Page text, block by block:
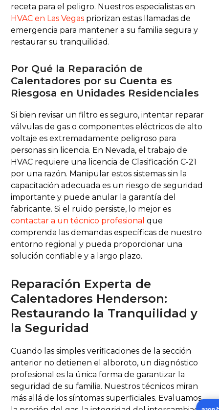
receta para el peligro. Nuestros especialistas en
HVAC en Las Vegas priorizan estas llamadas de
emergencia para mantener a su familia segura y
restaurar su tranquilidad.
Por Qué la Reparación de
Calentadores por su Cuenta es
Riesgosa en Unidades Residenciales
Si bien revisar un filtro es seguro, intentar reparar
válvulas de gas o componentes eléctricos de alto
voltaje es extremadamente peligroso para
personas sin licencia. En Nevada, el trabajo de
HVAC requiere una licencia de Clasificación C-21
por una razón. Manipular estos sistemas sin la
capacitación adecuada es un riesgo de seguridad
importante y puede anular la garantía del
fabricante. Si el ruido persiste, lo mejor es
contactar a un técnico profesional que
comprenda las demandas específicas de nuestro
entorno regional y pueda proporcionar una
solución confiable y a largo plazo.
Reparación Experta de
Calentadores Henderson:
Restaurando la Tranquilidad y
la Seguridad
Cuando las simples verificaciones de la sección
anterior no detienen el alboroto, un diagnóstico
profesional es la única forma de garantizar la
seguridad de su familia. Nuestros técnicos miran
más allá de los síntomas superficiales. Evaluamos